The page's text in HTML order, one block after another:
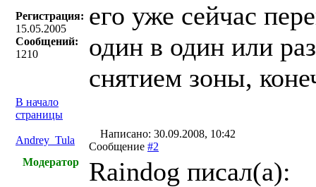
Регистрация:
15.05.2005
Сообщений:
1210
его уже сейчас
один в один или
снятием зоны,
В начало
страницы
Andrey_Tula
Написано: 30.09.2008, 10:42
Сообщение #2
Модератор
Raindog писал(a):